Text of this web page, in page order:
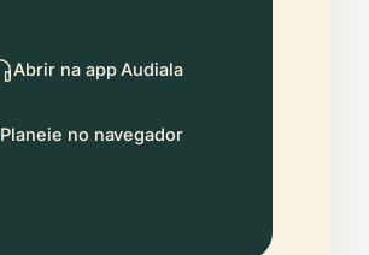
Abrir na app Audiala
Planeie no navegador